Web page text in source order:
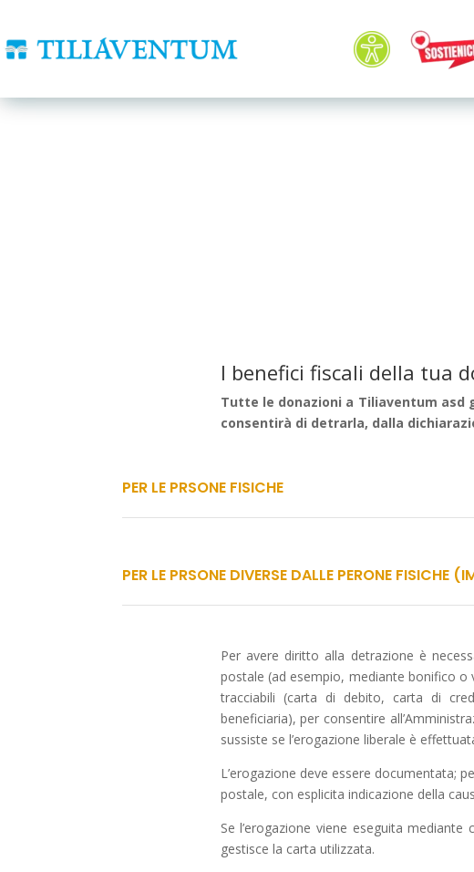
ACCESSIBILITA’
I benefici fiscali della tua
Tutte le donazioni a Tiliaventum asd
consentirà di detrarla, dalla
PER LE PRSONE FISICHE
PER LE PRSONE DIVERSE DALLE PERONE FISICHE
Per avere diritto alla detrazione è
postale (ad esempio, mediante bonifico
tracciabili (carta di debito, carta di
beneficiaria), per consentire
sussiste se l’erogazione liberale è
L’erogazione deve essere documentata;
postale, con esplicita indicazione della
Se l’erogazione viene eseguita
gestisce la carta utilizzata.